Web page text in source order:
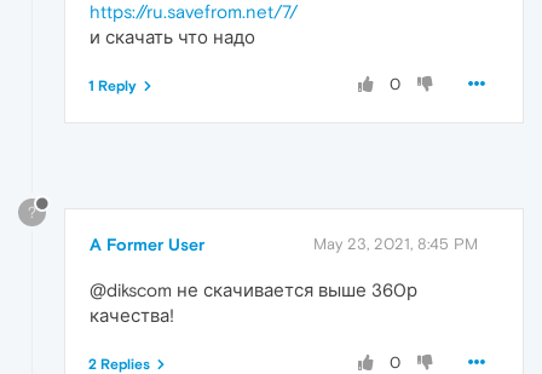
https://ru.savefrom.net/7/
и скачать что надо
0
1 Reply
?
A Former User May 23, 2021, 8:45 PM
@dikscom не скачивается выше 360р
качества!
0
2 Replies